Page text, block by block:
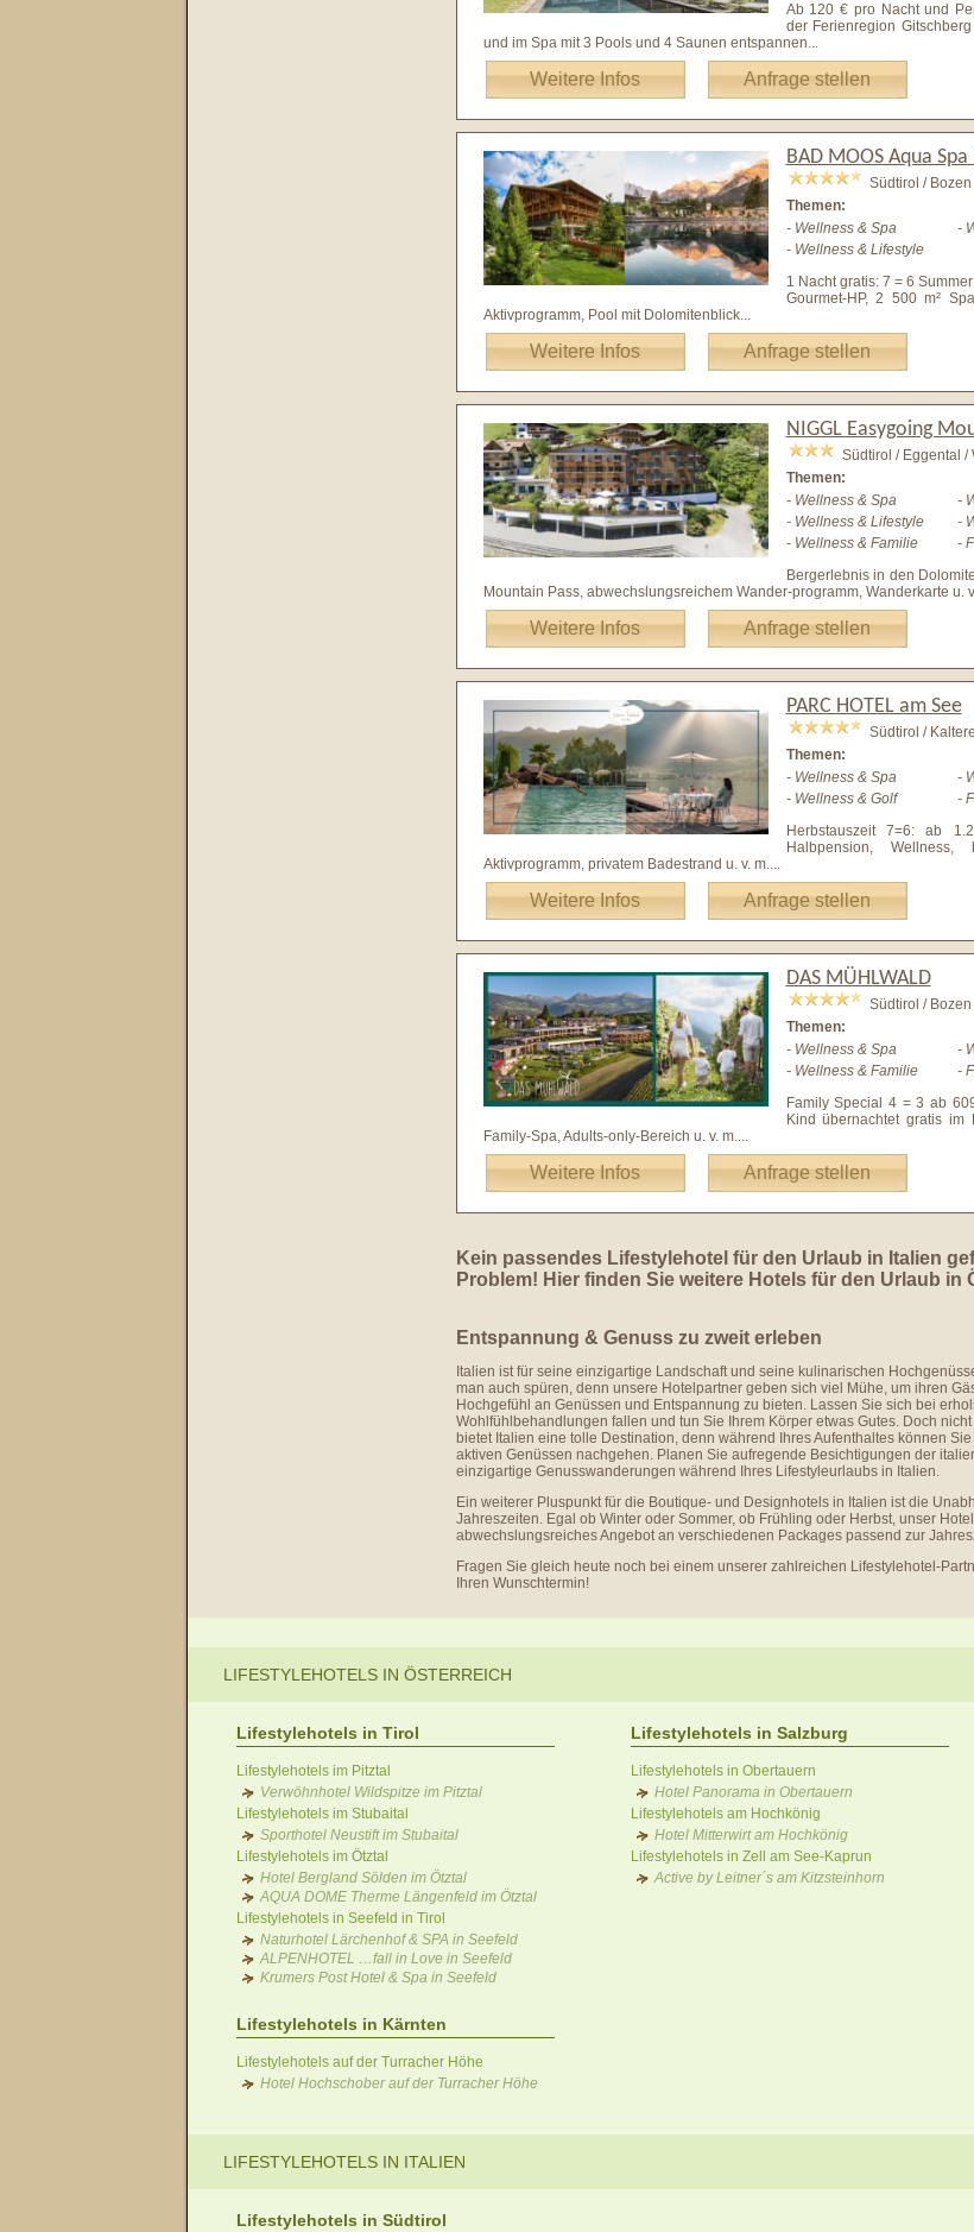
Ab 120 € pro Nacht und
der Ferienregion
und im Spa mit 3 Pools und 4 Saunen entspannen...
Weitere Infos Anfrage stellen
BAD MOOS Aqua
Südtirol /
Themen:
- Wellness & Spa
-
- Wellness & Lifestyle
1 Nacht gratis: 7 = 6
Gourmet-HP, 2 500 m²
Aktivprogramm, Pool mit Dolomitenblick...
Weitere Infos Anfrage stellen
NIGGL Easygoing
Südtirol / Eggental /
Themen:
- Wellness & Spa
-
- Wellness & Lifestyle
-
- Wellness & Familie
-
Bergerlebnis in den
Mountain Pass, abwechslungsreichem Wander-programm, Wanderkarte u.
Weitere Infos Anfrage stellen
PARC HOTEL am See
Südtirol /
Themen:
- Wellness & Spa
-
- Wellness & Golf
-
Herbstauszeit 7=6: ab
Halbpension, Wellness,
Aktivprogramm, privatem Badestrand u. v. m....
Weitere Infos Anfrage stellen
DAS MÜHLWALD
Südtirol /
Themen:
- Wellness & Spa
-
- Wellness & Familie
-
Family Special 4 = 3 ab
Kind übernachtet gratis im
Family-Spa, Adults-only-Bereich u. v. m....
Weitere Infos Anfrage stellen
Kein passendes Lifestylehotel für den Urlaub in Italien
Problem! Hier finden Sie weitere Hotels für den Urlaub in
Entspannung & Genuss zu zweit erleben
Italien ist für seine einzigartige Landschaft und seine kulinarischen
man auch spüren, denn unsere Hotelpartner geben sich viel Mühe, um ihren
Hochgefühl an Genüssen und Entspannung zu bieten. Lassen Sie sich bei
Wohlfühlbehandlungen fallen und tun Sie Ihrem Körper etwas Gutes. Doch
bietet Italien eine tolle Destination, denn während Ihres Aufenthaltes können
aktiven Genüssen nachgehen. Planen Sie aufregende Besichtigungen der
einzigartige Genusswanderungen während Ihres Lifestyleurlaubs in Italien.
Ein weiterer Pluspunkt für die Boutique- und Designhotels in Italien ist die
Jahreszeiten. Egal ob Winter oder Sommer, ob Frühling oder Herbst, unser
abwechslungsreiches Angebot an verschiedenen Packages passend zur
Fragen Sie gleich heute noch bei einem unserer zahlreichen Lifestylehotel-
Ihren Wunschtermin!
LIFESTYLEHOTELS IN ÖSTERREICH
Lifestylehotels in Tirol
Lifestylehotels im Pitztal
Verwöhnhotel Wildspitze im Pitztal
Lifestylehotels im Stubaital
Sporthotel Neustift im Stubaital
Lifestylehotels im Ötztal
Hotel Bergland Sölden im Ötztal
AQUA DOME Therme Längenfeld im Ötztal
Lifestylehotels in Seefeld in Tirol
Naturhotel Lärchenhof & SPA in Seefeld
ALPENHOTEL …fall in Love in Seefeld
Krumers Post Hotel & Spa in Seefeld
Lifestylehotels in Salzburg
Lifestylehotels in Obertauern
Hotel Panorama in Obertauern
Lifestylehotels am Hochkönig
Hotel Mitterwirt am Hochkönig
Lifestylehotels in Zell am See-Kaprun
Active by Leitner´s am Kitzsteinhorn
Lifestylehotels in Kärnten
Lifestylehotels auf der Turracher Höhe
Hotel Hochschober auf der Turracher Höhe
LIFESTYLEHOTELS IN ITALIEN
Lifestylehotels in Südtirol